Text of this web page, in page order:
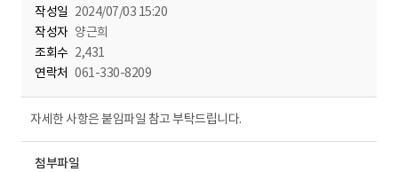
작성일 2024/07/03 15:20
작성자 양근희
조회수 2,431
연락처 061-330-8209
자세한 사항은 붙임파일 참고 부탁드립니다.
첨부파일